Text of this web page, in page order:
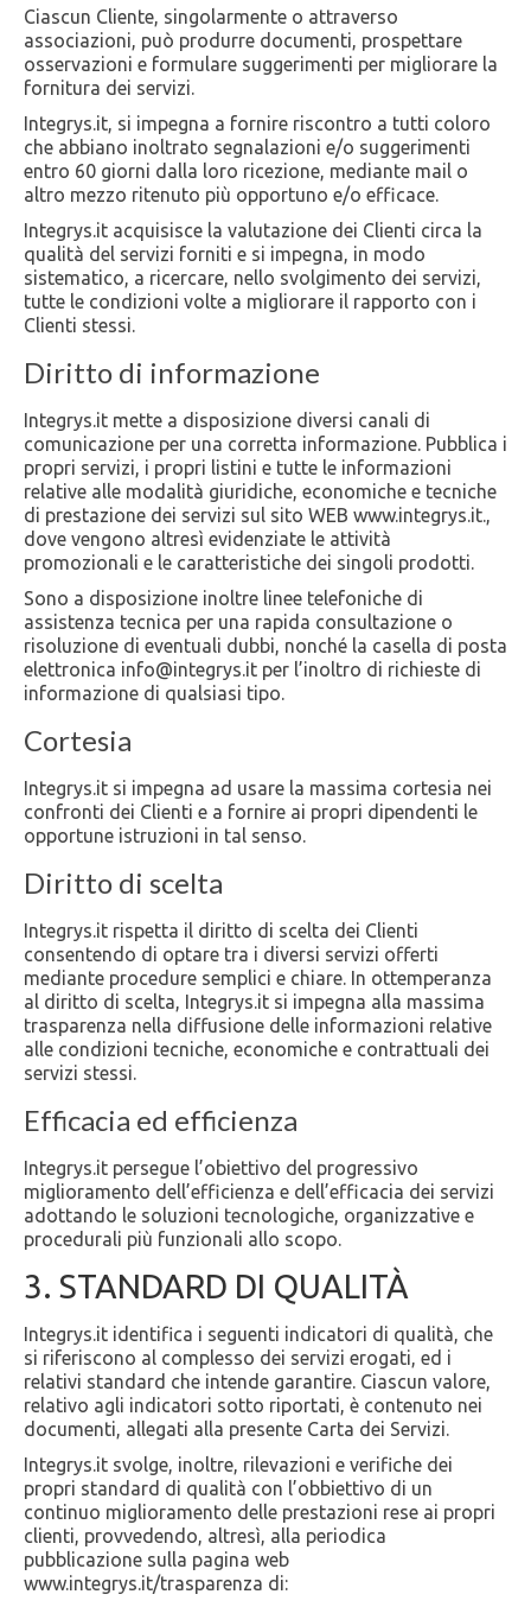
Ciascun Cliente, singolarmente o attraverso
associazioni, può produrre documenti, prospettare
osservazioni e formulare suggerimenti per migliorare la
fornitura dei servizi.
Integrys.it, si impegna a fornire riscontro a tutti coloro
che abbiano inoltrato segnalazioni e/o suggerimenti
entro 60 giorni dalla loro ricezione, mediante mail o
altro mezzo ritenuto più opportuno e/o efficace.
Integrys.it acquisisce la valutazione dei Clienti circa la
qualità del servizi forniti e si impegna, in modo
sistematico, a ricercare, nello svolgimento dei servizi,
tutte le condizioni volte a migliorare il rapporto con i
Clienti stessi.
Diritto di informazione
Integrys.it mette a disposizione diversi canali di
comunicazione per una corretta informazione. Pubblica i
propri servizi, i propri listini e tutte le informazioni
relative alle modalità giuridiche, economiche e tecniche
di prestazione dei servizi sul sito WEB www.integrys.it.,
dove vengono altresì evidenziate le attività
promozionali e le caratteristiche dei singoli prodotti.
Sono a disposizione inoltre linee telefoniche di
assistenza tecnica per una rapida consultazione o
risoluzione di eventuali dubbi, nonché la casella di posta
elettronica info@integrys.it per l’inoltro di richieste di
informazione di qualsiasi tipo.
Cortesia
Integrys.it si impegna ad usare la massima cortesia nei
confronti dei Clienti e a fornire ai propri dipendenti le
opportune istruzioni in tal senso.
Diritto di scelta
Integrys.it rispetta il diritto di scelta dei Clienti
consentendo di optare tra i diversi servizi offerti
mediante procedure semplici e chiare. In ottemperanza
al diritto di scelta, Integrys.it si impegna alla massima
trasparenza nella diffusione delle informazioni relative
alle condizioni tecniche, economiche e contrattuali dei
servizi stessi.
Efficacia ed efficienza
Integrys.it persegue l’obiettivo del progressivo
miglioramento dell’efficienza e dell’efficacia dei servizi
adottando le soluzioni tecnologiche, organizzative e
procedurali più funzionali allo scopo.
3. STANDARD DI QUALITÀ
Integrys.it identifica i seguenti indicatori di qualità, che
si riferiscono al complesso dei servizi erogati, ed i
relativi standard che intende garantire. Ciascun valore,
relativo agli indicatori sotto riportati, è contenuto nei
documenti, allegati alla presente Carta dei Servizi.
Integrys.it svolge, inoltre, rilevazioni e verifiche dei
propri standard di qualità con l’obbiettivo di un
continuo miglioramento delle prestazioni rese ai propri
clienti, provvedendo, altresì, alla periodica
pubblicazione sulla pagina web
www.integrys.it/trasparenza di: